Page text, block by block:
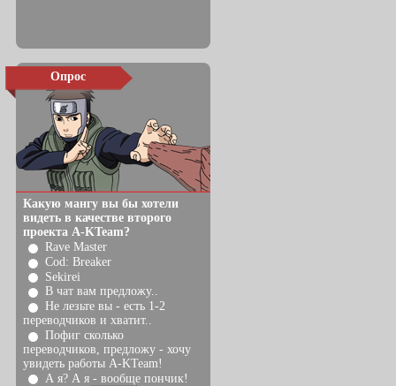
Опрос
Какую мангу вы бы хотели
видеть в качестве второго
проекта A-KTeam?
Rave Master
Cod: Breaker
Sekirei
В чат вам предложу..
Не лезьте вы - есть 1-2
переводчиков и хватит..
Пофиг сколько
переводчиков, предложу - хочу
увидеть работы A-KTeam!
А я? А я - вообще пончик!